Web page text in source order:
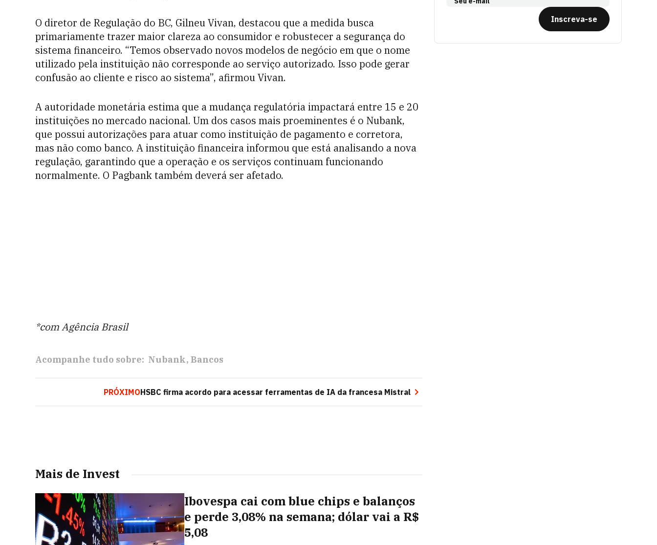
O diretor de Regulação do BC, Gilneu Vivan, destacou que a medida busca
primariamente trazer maior clareza ao consumidor e robustecer a segurança do
sistema financeiro. “Temos observado novos modelos de negócio em que o nome
utilizado pela instituição não corresponde ao serviço autorizado. Isso pode gerar
confusão ao cliente e risco ao sistema”, afirmou Vivan.
A autoridade monetária estima que a mudança regulatória impactará entre 15 e 20
instituições no mercado nacional. Um dos casos mais proeminentes é o Nubank,
que possui autorizações para atuar como instituição de pagamento e corretora,
mas não como banco. A instituição financeira informou que está analisando a nova
regulação, garantindo que a operação e os serviços continuam funcionando
normalmente. O Pagbank também deverá ser afetado.
*com Agência Brasil
Acompanhe tudo sobre: Nubank Bancos
PRÓXIMOHSBC firma acordo para acessar ferramentas de IA da francesa Mistral
Mais de Invest
Ibovespa cai com blue chips e balanços
e perde 3,08% na semana; dólar vai a R$
5,08
Inscreva-se